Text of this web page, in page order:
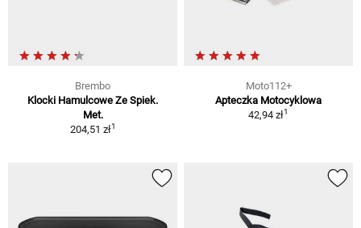
Brembo
Klocki Hamulcowe Ze Spiek.
Met.
204,51 zł1
Moto112+
Apteczka Motocyklowa
42,94 zł1